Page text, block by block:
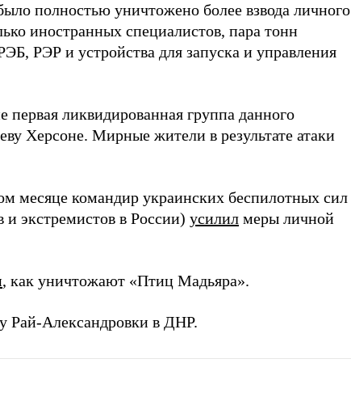
полностью уничтожено более взвода личного
иностранных специалистов, пара тонн
РЭР и устройства для запуска и управления
ликвидированная группа данного
Херсоне. Мирные жители в результате атаки
месяце командир украинских беспилотных сил
и экстремистов в России) усилил меры личной
, как уничтожают «Птиц Мадьяра».
у Рай-Александровки в ДНР.